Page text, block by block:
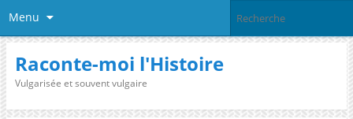
Menu
Raconte-moi l'Histoire
Vulgarisée et souvent vulgaire